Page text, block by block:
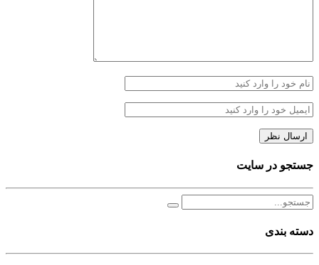
جستجو در سایت
دسته بندی